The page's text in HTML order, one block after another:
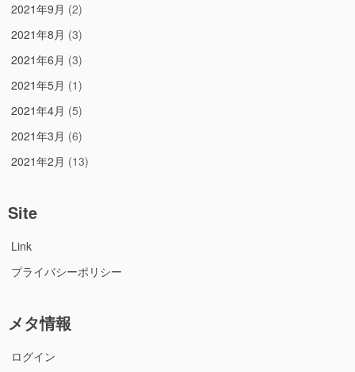
2021年9月 (2)
2021年8月 (3)
2021年6月 (3)
2021年5月 (1)
2021年4月 (5)
2021年3月 (6)
2021年2月 (13)
Site
Link
プライバシーポリシー
メタ情報
ログイン